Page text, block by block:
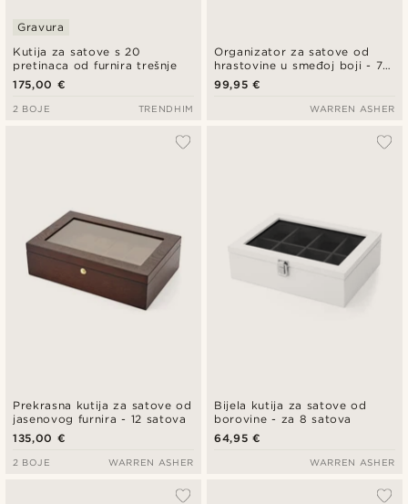
Kutija za satove s 20
pretinaca od furnira trešnje
Gravura
175,00 €
2 BOJE TRENDHIM
Organizator za satove od
hrastovine u smeđoj boji - 7
satova
99,95 €
WARREN ASHER
Prekrasna kutija za satove od
jasenovog furnira - 12 satova
135,00 €
2 BOJE WARREN ASHER
Bijela kutija za satove od
borovine - za 8 satova
64,95 €
WARREN ASHER